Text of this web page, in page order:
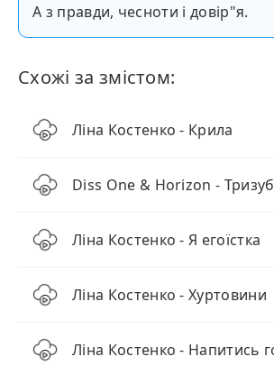
А з правди, чесноти і довір"я.
Схожі за змістом:
Ліна Костенко - Крила
Diss One & Horizon - Тризуб
Ліна Костенко - Я егоїстка
Ліна Костенко - Хуртовини